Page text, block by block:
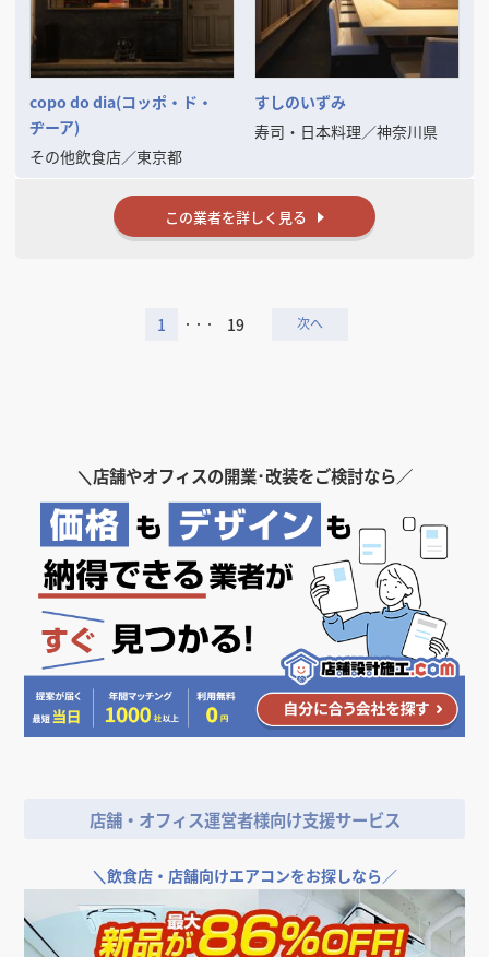
copo do dia(コッポ・ド・
ヂーア)
その他飲食店／東京都
すしのいずみ
寿司・日本料理 ／神奈川県
この業者を詳しく見る
1 ・・・ 19
＼店舗やオフィスの開業･改装をご検討なら／
店舗・オフィス運営者様向け支援サービス
＼飲食店・店舗向けエアコンをお探しなら／